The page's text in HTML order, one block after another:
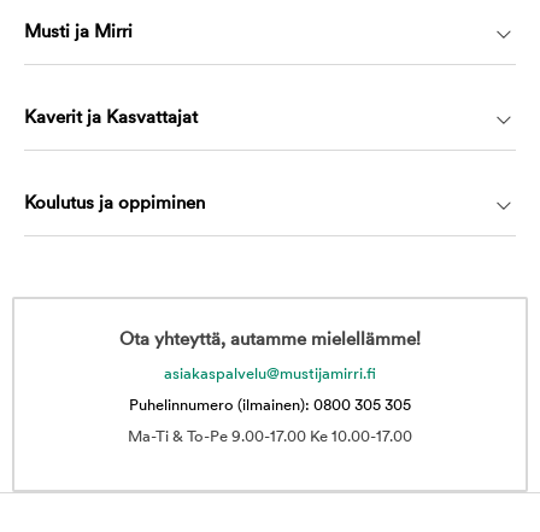
Musti ja Mirri
Kaverit ja Kasvattajat
Koulutus ja oppiminen
Ota yhteyttä, autamme mielellämme!
asiakaspalvelu@mustijamirri.fi
Puhelinnumero (ilmainen): 0800 305 305
Ma-Ti & To-Pe 9.00-17.00 Ke 10.00-17.00